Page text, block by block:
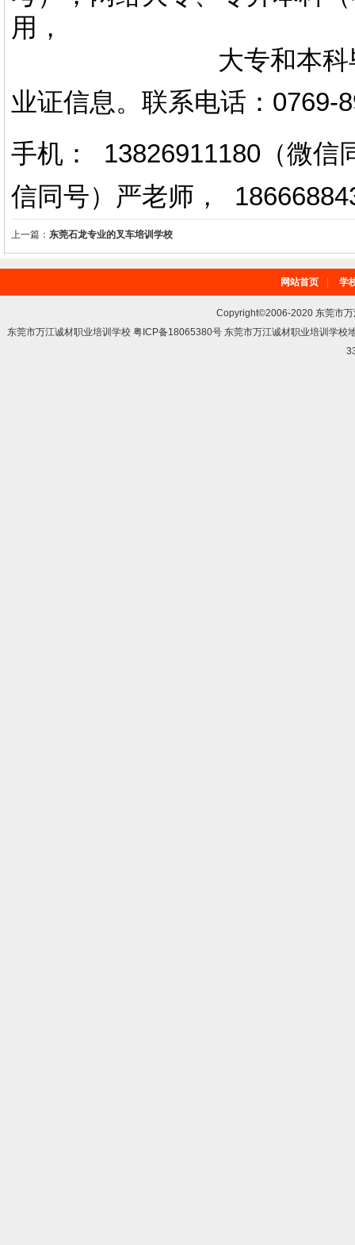
用，
大专和本科毕业证
业证信息。 联系电话 ： 0769-
手机： 13826911180（微信
信同号）严老师 ，
上一篇： 东莞石龙专业的叉车培训学校
网站首页 学
Copyright©2006-2020 东莞市
东莞市万江诚材职业培训学校 粤ICP备18065380号 东莞市万江诚材职业培训学